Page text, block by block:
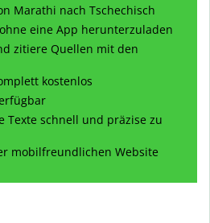
Marathi nach Tschechisch
eine App herunterzuladen
zitiere Quellen mit den
kostenlos
Texte schnell und präzise zu
mobilfreundlichen Website